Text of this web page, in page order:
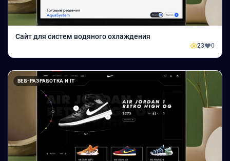
Сайт для систем водяного охлаждения
23 0
ВЕБ-РАЗРАБОТКА И IT